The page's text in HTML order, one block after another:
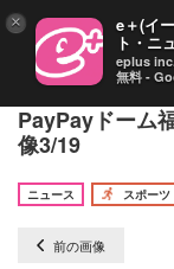
お得に飲んで
PayPayドーム
像3/19
ニュース
スポーツ
前の画像
× e＋(イ
ト・ニ
eplus
無料 -